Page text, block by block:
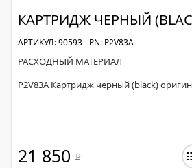
КАРТРИДЖ ЧЕРНЫЙ
АРТИКУЛ: 90593 PN: P2V83A
РАСХОДНЫЙ МАТЕРИАЛ
P2V83A Картридж черный (black)
21 850 Р